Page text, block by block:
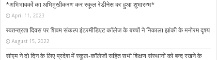
*अभिभावकों का अभिमुखीकरण कर स्कूल रेडीनेस का हुआ शुभारम्भ*
April 11, 2023
स्वतन्त्रता दिवस पर शिवम संकल्प इंटरमीडिएट कॉलेज के बच्चों ने निकाला झांकी के मनोरम दृश्य
August 15, 2022
सीएम ने दो दिन के लिए प्रदेश में स्कूल-कॉलेजों सहित सभी शिक्षण संस्थानों को बन्द रखने के